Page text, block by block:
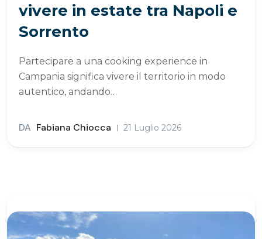
vivere in estate tra Napoli e
Sorrento
Partecipare a una cooking experience in
Campania significa vivere il territorio in modo
autentico, andando…
DA Fabiana Chiocca 21 Luglio 2026